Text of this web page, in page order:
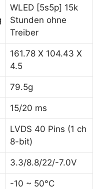
WLED [5s5p] 15k
Stunden ohne
Treiber
161.78 X 104.43 X
4.5
79.5g
15/20 ms
LVDS 40 Pins (1 ch
8-bit)
3.3/8.8/22/-7.0V
-10 ~ 50°C